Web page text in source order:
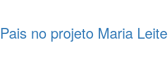
no projeto Maria Leite